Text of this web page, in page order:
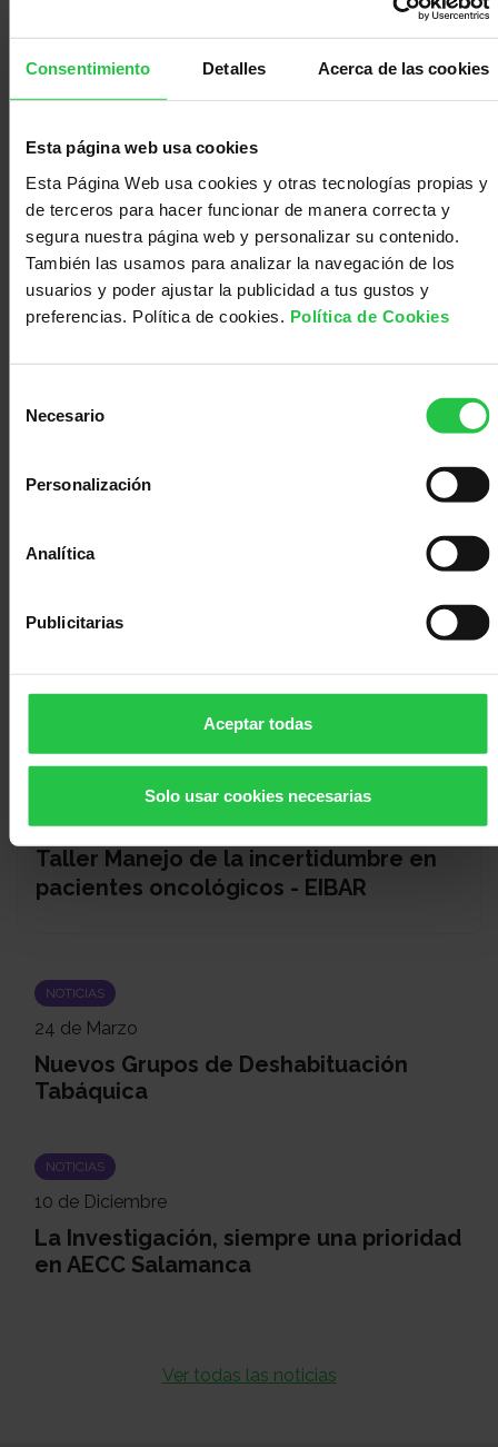
Consentimiento Detalles Acerca de las cookies
Esta página web usa cookies
Esta Página Web usa cookies y otras tecnologías propias y
de terceros para hacer funcionar de manera correcta y
segura nuestra página web y personalizar su contenido.
También las usamos para analizar la navegación de los
usuarios y poder ajustar la publicidad a tus gustos y
preferencias. Política de cookies. Política de Cookies
Necesario
Personalización
Analítica
Publicitarias
Aceptar todas
Solo usar cookies necesarias
formas de consumir nicotina - ONLINE
01/10/2026 (Más fechas disponibles)
formas de consumir nicotina - ONLINE
19/10/2026
Taller Manejo de la incertidumbre en
pacientes oncológicos - EIBAR
NOTICIAS
24 de Marzo
Nuevos Grupos de Deshabituación
Tabáquica
NOTICIAS
10 de Diciembre
La Investigación, siempre una prioridad
en AECC Salamanca
Ver todas las noticias